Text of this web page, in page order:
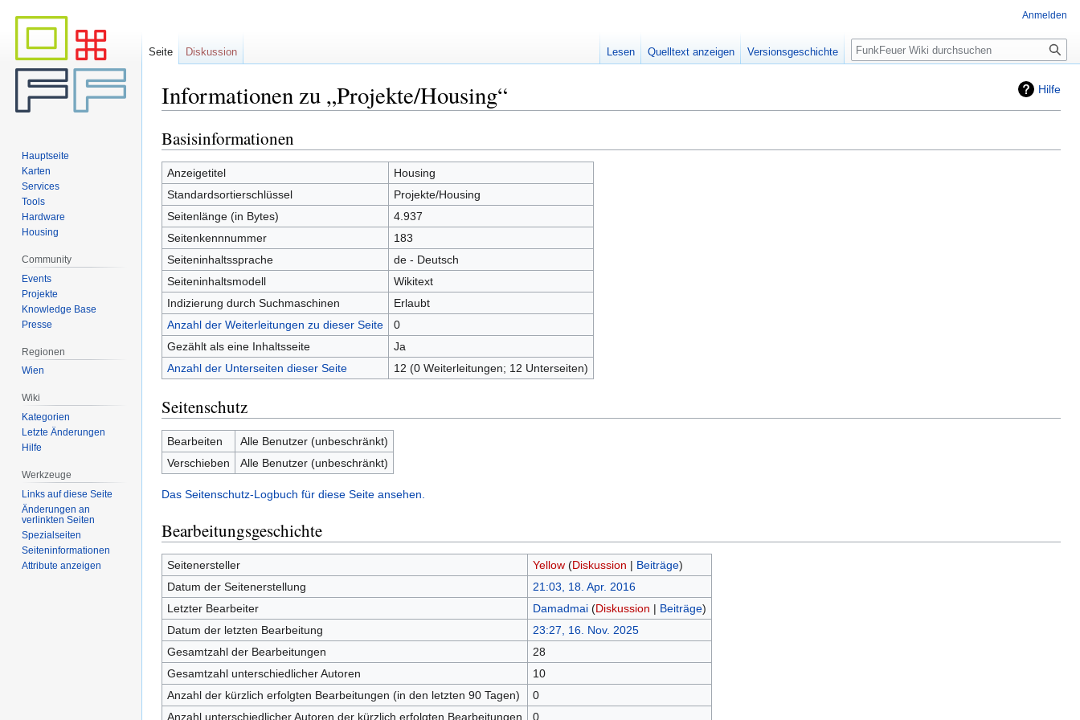
Hilfe
Informationen zu „Projekte/Housing“
Zur
Navigation
springen
Zur
Suche
springen
Basisinformationen
Anzeigetitel
Housing
Standardsortierschlüssel
Projekte/Housing
Seitenlänge (in Bytes)
4.937
Seitenkennnummer
183
Seiteninhaltssprache
de - Deutsch
Seiteninhaltsmodell
Wikitext
Indizierung durch Suchmaschinen
Erlaubt
Anzahl der Weiterleitungen zu dieser Seite
0
Gezählt als eine Inhaltsseite
Ja
Anzahl der Unterseiten dieser Seite
12 (0 Weiterleitungen; 12 Unterseiten)
Seitenschutz
Bearbeiten
Alle Benutzer (unbeschränkt)
Verschieben
Alle Benutzer (unbeschränkt)
Das Seitenschutz-Logbuch für diese Seite ansehen.
Bearbeitungsgeschichte
Seitenersteller Yellow (Diskussion | Beiträge)
Datum der Seitenerstellung
21:03, 18. Apr. 2016
Letzter Bearbeiter
Damadmai (Diskussion | Beiträge)
Datum der letzten Bearbeitung
23:27, 16. Nov. 2025
Gesamtzahl der Bearbeitungen
28
Gesamtzahl unterschiedlicher Autoren
10
Anzahl der kürzlich erfolgten Bearbeitungen (in den letzten 90 Tagen)
0
Anzahl unterschiedlicher Autoren der kürzlich erfolgten Bearbeitungen
0
Anmelden
Seite Diskussion Lesen Quelltext anzeigen Versionsgeschichte
Suche
Hauptseite
Karten
Services
Tools
Hardware
Housing
Community
Events
Projekte
Knowledge Base
Presse
Regionen
Wien
Wiki
Kategorien
Letzte Änderungen
Hilfe
Werkzeuge
Links auf diese Seite
Änderungen an
verlinkten Seiten
Spezialseiten
Seiten­informationen
Attribute anzeigen